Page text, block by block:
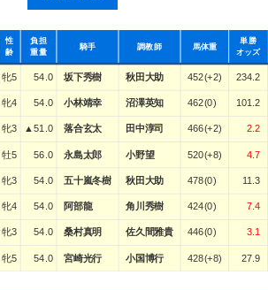
性
齢
負担
重量
騎手 調教師 馬体重
単勝
オッズ
牝5 54.0 坂下秀樹 秋田大助 452(+2) 234.2
牝4 54.0 小林靖幸 沼澤英知 462(0) 101.2
牝3 ▲51.0 落合玄太 田中淳司 466(+2) 2.2
牡5 56.0 永島太郎 小野望 520(+8) 4.7
牝3 54.0 五十嵐冬樹 秋田大助 478(0) 11.3
牝4 54.0 阿部龍 角川秀樹 424(0) 7.4
牝3 54.0 桑村真明 佐久間雅貴 446(0) 3.1
牝5 54.0 宮崎光行 小国博行 428(+8) 27.9